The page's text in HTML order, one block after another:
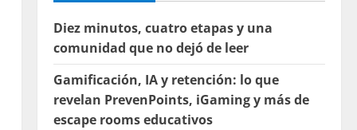
Diez minutos, cuatro etapas y una
comunidad que no dejó de leer
Gamificación, IA y retención: lo que
revelan PrevenPoints, iGaming y más de
escape rooms educativos